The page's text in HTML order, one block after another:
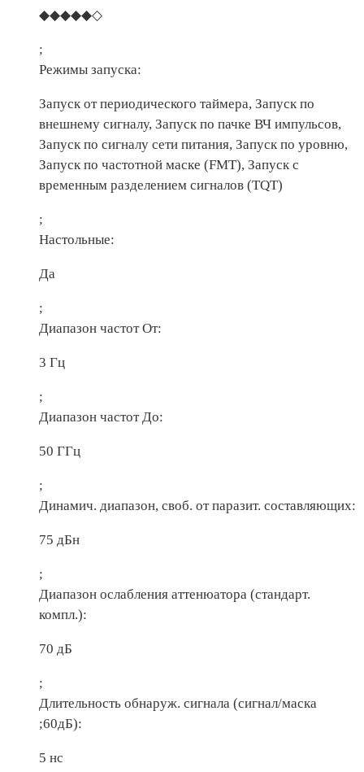
◆◆◆◆◆◇
;
Режимы запуска:
Запуск от периодического таймера, Запуск по
внешнему сигналу, Запуск по пачке ВЧ импульсов,
Запуск по сигналу сети питания, Запуск по уровню,
Запуск по частотной маске (FMT), Запуск с
временным разделением сигналов (TQT)
;
Настольные:
Да
;
Диапазон частот От:
3 Гц
;
Диапазон частот До:
50 ГГц
;
Динамич. диапазон, своб. от паразит. составляющих:
75 дБн
;
Диапазон ослабления аттенюатора (стандарт.
компл.):
70 дБ
;
Длительность обнаруж. сигнала (сигнал/маска
;60дБ):
5 нс